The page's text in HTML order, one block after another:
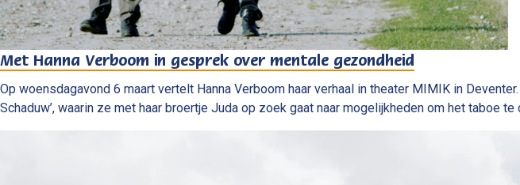
Met Hanna Verboom in gesprek over mentale gezondheid
Op woensdagavond 6 maart vertelt Hanna Verboom haar verhaal in theater MIMIK in
Schaduw’, waarin ze met haar broertje Juda op zoek gaat naar mogelijkheden om het taboe